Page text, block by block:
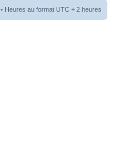
• Heures au format UTC + 2 heures